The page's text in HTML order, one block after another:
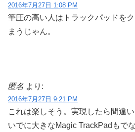
2016年7月27日 1:08 PM
筆圧の高い人はトラックパッドを
まうじゃん。
匿名 より:
2016年7月27日 9:21 PM
これは楽しそう。実現したら間違
いでに大きなMagic TrackPadもで